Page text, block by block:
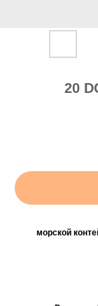
20
морской